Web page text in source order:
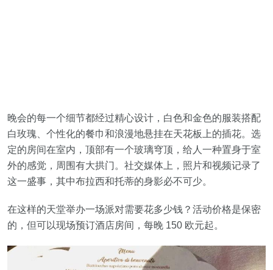
晚会的每一个细节都经过精心设计，白色和金色的服装搭配
白玫瑰、个性化的餐巾和浪漫地悬挂在天花板上的插花。选
定的房间在室内，顶部有一个玻璃穹顶，给人一种置身于室
外的感觉，周围有大拱门。社交媒体上，照片和视频记录了
这一盛事，其中布拉西和托蒂的身影必不可少。
在这样的天堂举办一场派对需要花多少钱？活动价格是保密
的，但可以现场预订酒店房间，每晚 150 欧元起。